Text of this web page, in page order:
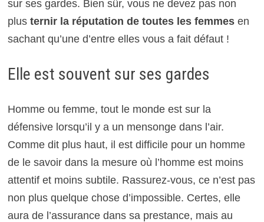
sur ses gardes. Bien sûr, vous ne devez pas non
plus ternir la réputation de toutes les femmesen
sachant qu’une d’entre elles vous a fait défaut !
Elle est souvent sur ses gardes
Homme ou femme, tout le monde est sur la
défensive lorsqu’il y a un mensonge dans l’air.
Comme dit plus haut, il est difficile pour un homme
de le savoir dans la mesure où l’homme est moins
attentif et moins subtile. Rassurez-vous, ce n’est pas
non plus quelque chose d’impossible. Certes, elle
aura de l’assurance dans sa prestance, mais au